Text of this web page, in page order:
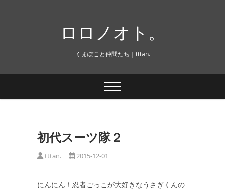
ロロノオト。
くまぽこと仲間たち｜tttan.
初代スーツ隊２
tttan. 2015-12-01
にんにん！忍者ごっこが大好きなうさぎくんの